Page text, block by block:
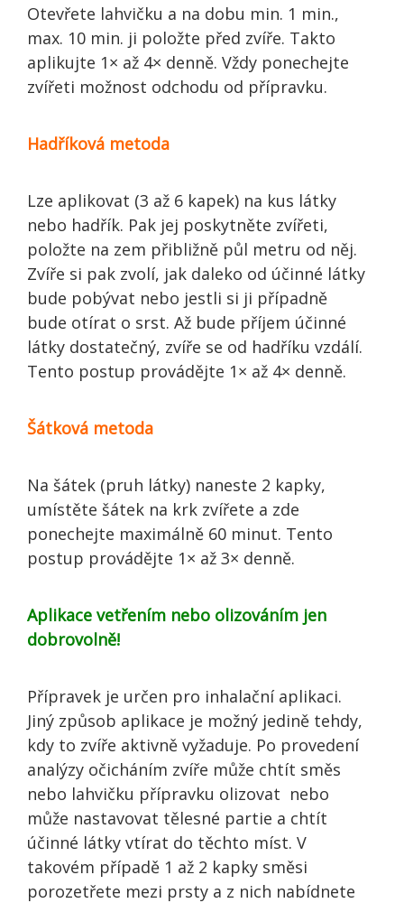
Otevřete lahvičku a na dobu min. 1 min.,
max. 10 min. ji položte před zvíře. Takto
aplikujte 1× až 4× denně. Vždy ponechejte
zvířeti možnost odchodu od přípravku.
Hadříková metoda
Lze aplikovat (3 až 6 kapek) na kus látky
nebo hadřík. Pak jej poskytněte zvířeti,
položte na zem přibližně půl metru od něj.
Zvíře si pak zvolí, jak daleko od účinné látky
bude pobývat nebo jestli si ji případně
bude otírat o srst. Až bude příjem účinné
látky dostatečný, zvíře se od hadříku vzdálí.
Tento postup provádějte 1× až 4× denně.
Šátková metoda
Na šátek (pruh látky) naneste 2 kapky,
umístěte šátek na krk zvířete a zde
ponechejte maximálně 60 minut. Tento
postup provádějte 1× až 3× denně.
Aplikace vetřením nebo olizováním jen
dobrovolně!
Přípravek je určen pro inhalační aplikaci.
Jiný způsob aplikace je možný jedině tehdy,
kdy to zvíře aktivně vyžaduje. Po provedení
analýzy očicháním zvíře může chtít směs
nebo lahvičku přípravku olizovat nebo
může nastavovat tělesné partie a chtít
účinné látky vtírat do těchto míst. V
takovém případě 1 až 2 kapky směsi
porozetřete mezi prsty a z nich nabídnete